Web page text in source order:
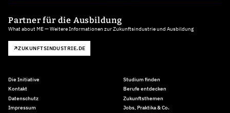
Partner für die Ausbildung
What about ME — Weitere Informationen zur Zukunftsindustrie und Ausbildung
ZUKUNFTSINDUSTRIE.DE
Die Initiative
Kontakt
Datenschutz
Impressum
Studium finden
Berufe entdecken
Zukunftsthemen
Jobs, Praktika & Co.